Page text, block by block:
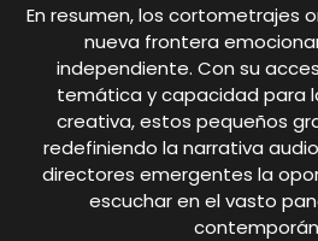
En resumen, los cortometrajes
nueva frontera
independiente. Con su
temática y capacidad para
creativa, estos pequeños
redefiniendo la narrativa
directores emergentes la
escuchar en el vasto